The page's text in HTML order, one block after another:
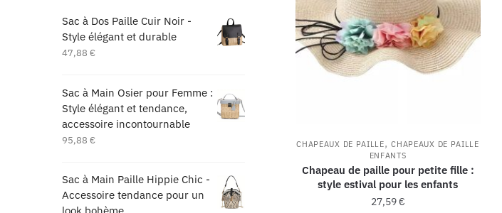
CHAPEAUX DE PAILLE,CHAPEAUX DE PAILLE
ENFANTS
Chapeau de paille pour petite fille :
style estival pour les enfants
27,59€
Sac à Dos Paille Cuir Noir -
Style élégant et durable
47,88 €
Sac à Main Osier pour Femme :
Style élégant et tendance,
accessoire incontournable
95,88 €
Sac à Main Paille Hippie Chic -
Accessoire tendance pour un